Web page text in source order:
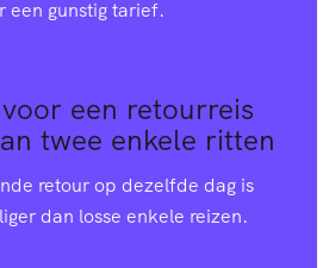
een gunstig tarief.
een retourreis
twee enkele ritten
retour op dezelfde dag is
dan losse enkele reizen.